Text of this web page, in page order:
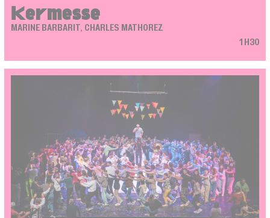
Kermesse
MARINE BARBARIT, CHARLES MATHOREZ
1H30